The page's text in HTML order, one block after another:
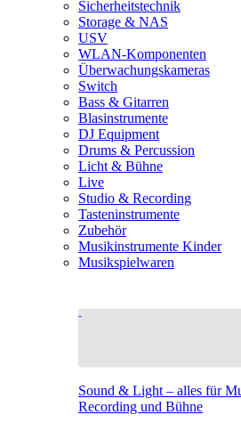
Sicherheitstechnik
Storage & NAS
USV
WLAN-Komponenten
Überwachungskameras
Switch
Bass & Gitarren
Blasinstrumente
DJ Equipment
Drums & Percussion
Licht & Bühne
Live
Studio & Recording
Tasteninstrumente
Zubehör
Musikinstrumente Kinder
Musikspielwaren
Sound & Light – alles für
Recording und Bühne